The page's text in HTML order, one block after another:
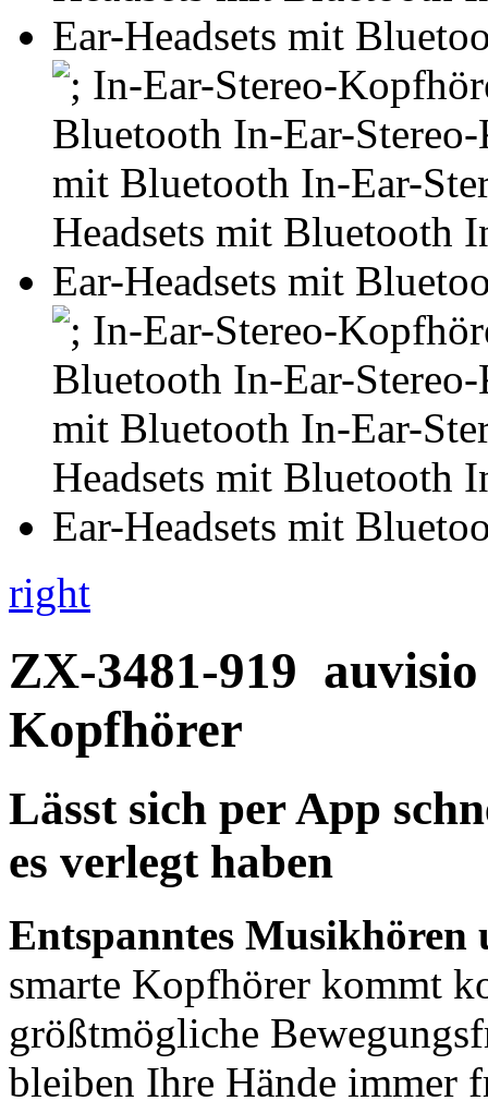
right
ZX-3481-919
Kopfhörer
Lässt sich per App
es verlegt haben
Entspanntes Musikhören
smarte Kopfhörer kommt
größtmögliche
bleiben Ihre Hände immer